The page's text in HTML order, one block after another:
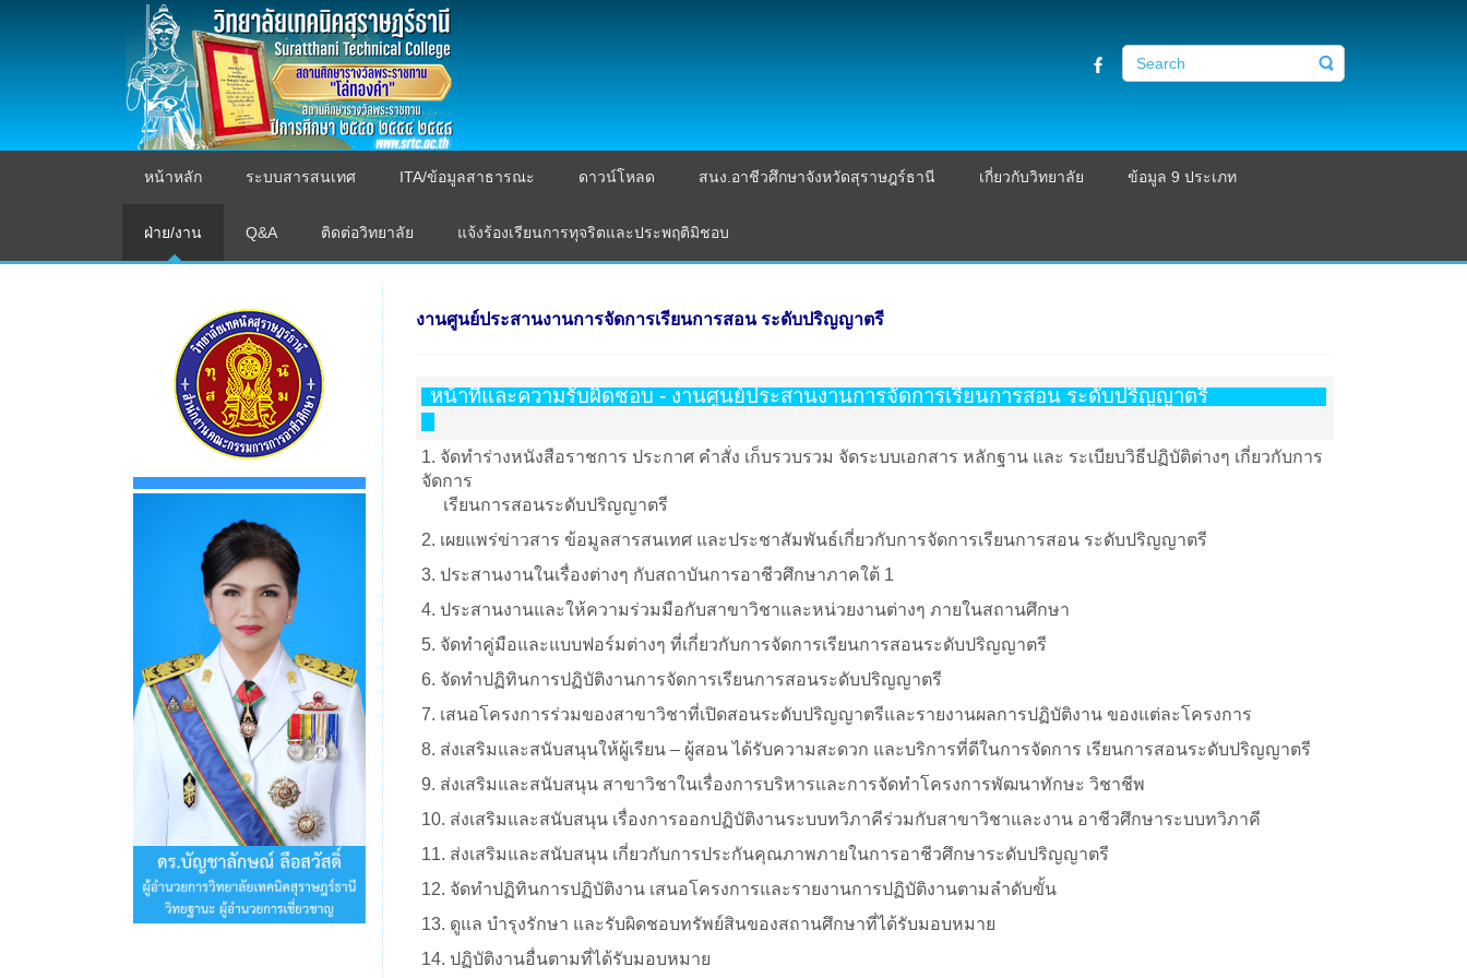
หน้าหลัก ระบบสารสนเทศ ITA/ข้อมูลสาธารณะ ดาวน์โหลด สนง.อาชีวศึกษาจังหวัดสุราษฎร์ธานี เกี่ยวกับวิทยาลัย ข้อมูล 9 ประเภท
ฝ่าย/งาน Q&A ติดต่อวิทยาลัย แจ้งร้องเรียนการทุจริตและประพฤติมิชอบ
งานศูนย์ประสานงานการจัดการเรียนการสอน ระดับปริญญาตรี
หน้าที่และความรับผิดชอบ - งานศูนย์ประสานงานการจัดการเรียนการสอน ระดับปริญญาตรี
1. จัดทําร่างหนังสือราชการ ประกาศ คําสั่ง เก็บรวบรวม จัดระบบเอกสาร หลักฐาน และ ระเบียบวิธีปฏิบัติต่างๆ เกี่ยวกับการ
จัดการ
เรียนการสอนระดับปริญญาตรี
2. เผยแพร่ข่าวสาร ข้อมูลสารสนเทศ และประชาสัมพันธ์เกี่ยวกับการจัดการเรียนการสอน ระดับปริญญาตรี
3. ประสานงานในเรื่องต่างๆ กับสถาบันการอาชีวศึกษาภาคใต้ 1
4. ประสานงานและให้ความร่วมมือกับสาขาวิชาและหน่วยงานต่างๆ ภายในสถานศึกษา
5. จัดทําคู่มือและแบบฟอร์มต่างๆ ที่เกี่ยวกับการจัดการเรียนการสอนระดับปริญญาตรี
6. จัดทําปฏิทินการปฏิบัติงานการจัดการเรียนการสอนระดับปริญญาตรี
7. เสนอโครงการร่วมของสาขาวิชาที่เปิดสอนระดับปริญญาตรีและรายงานผลการปฏิบัติงาน ของแต่ละโครงการ
8. ส่งเสริมและสนับสนุนให้ผู้เรียน – ผู้สอน ได้รับความสะดวก และบริการที่ดีในการจัดการ เรียนการสอนระดับปริญญาตรี
9. ส่งเสริมและสนับสนุน สาขาวิชาในเรื่องการบริหารและการจัดทําโครงการพัฒนาทักษะ วิชาชีพ
10. ส่งเสริมและสนับสนุน เรื่องการออกปฏิบัติงานระบบทวิภาคีร่วมกับสาขาวิชาและงาน อาชีวศึกษาระบบทวิภาคี
11. ส่งเสริมและสนับสนุน เกี่ยวกับการประกันคุณภาพภายในการอาชีวศึกษาระดับปริญญาตรี
12. จัดทําปฏิทินการปฏิบัติงาน เสนอโครงการและรายงานการปฏิบัติงานตามลําดับขั้น
13. ดูแล บํารุงรักษา และรับผิดชอบทรัพย์สินของสถานศึกษาที่ได้รับมอบหมาย
14. ปฏิบัติงานอื่นตามที่ได้รับมอบหมาย